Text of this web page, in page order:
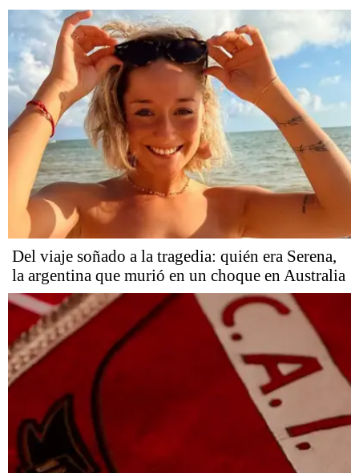
Del viaje soñado a la tragedia: quién era Serena,
la argentina que murió en un choque en Australia